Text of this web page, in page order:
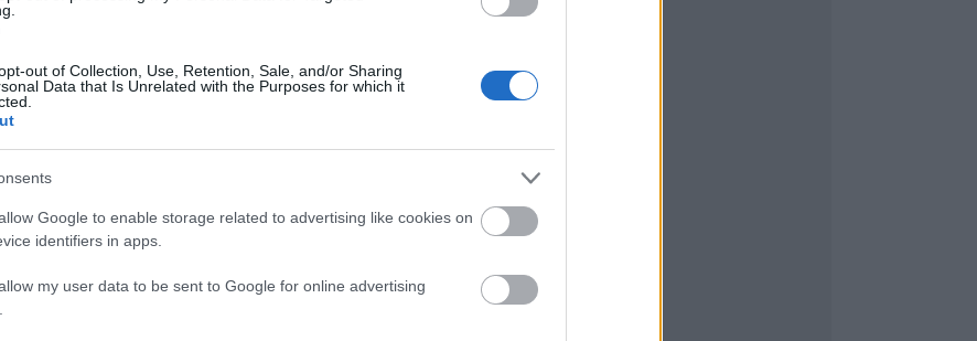
out of Collection, Use, Retention, Sale, and/or Sharing
Data that Is Unrelated with the Purposes for which it
Google to enable storage related to advertising like cookies on
identifiers in apps.
my user data to be sent to Google for online advertising